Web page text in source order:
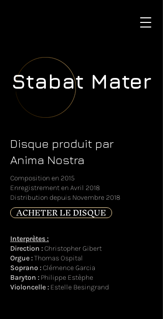
Stabat Mater
Disque produit par
Anima Nostra
Composition en 2015
Enregistrement en Avril 2018
Distribution depuis Novembre 2018
ACHETER LE DISQUE
Interprètes :
Direction :Christopher Gibert
Orgue :Thomas Ospital
Soprano :Clémence Garcia
Baryton : Philippe Estèphe
Violoncelle : Estelle Besingrand